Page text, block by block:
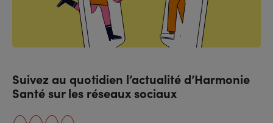
Suivez au quotidien l’actualité d’Harmonie
Santé sur les réseaux sociaux